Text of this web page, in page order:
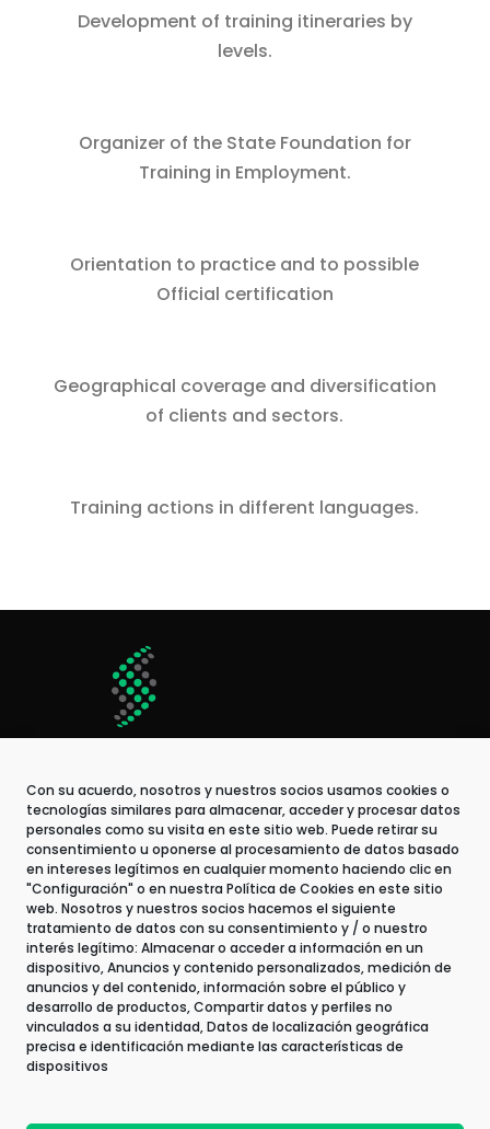
Con su acuerdo, nosotros y nuestros socios usamos cookies o
tecnologías similares para almacenar, acceder y procesar datos
personales como su visita en este sitio web. Puede retirar su
consentimiento u oponerse al procesamiento de datos basado
en intereses legítimos en cualquier momento haciendo clic en
"Configuración" o en nuestra Política de Cookies en este sitio
web. Nosotros y nuestros socios hacemos el siguiente
tratamiento de datos con su consentimiento y / o nuestro
interés legítimo: Almacenar o acceder a información en un
dispositivo, Anuncios y contenido personalizados, medición de
anuncios y del contenido, información sobre el público y
desarrollo de productos, Compartir datos y perfiles no
vinculados a su identidad, Datos de localización geográfica
precisa e identificación mediante las características de
dispositivos
Development of training itineraries by
levels.
Organizer of the State Foundation for
Training in Employment.
Orientation to practice and to possible
Official certification
Geographical coverage and diversification
of clients and sectors.
Training actions in different languages.
Contact
An Astek company ↗
Work with us
Legal Information and Cookies